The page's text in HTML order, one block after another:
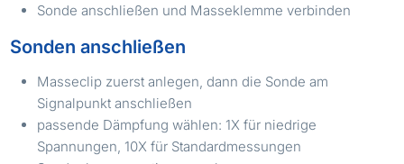
Sonde anschließen und Masseklemme verbinden
Sonden anschließen
Masseclip zuerst anlegen, dann die Sonde am
Signalpunkt anschließen
passende Dämpfung wählen: 1X für niedrige
Spannungen, 10X für Standardmessungen